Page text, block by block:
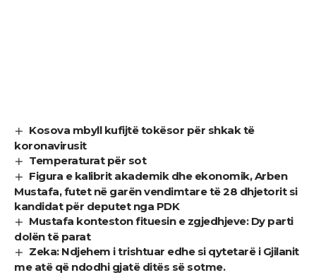
Kosova mbyll kufijtë tokësor për shkak të
koronavirusit
Temperaturat për sot
Figura e kalibrit akademik dhe ekonomik, Arben
Mustafa, futet në garën vendimtare të 28 dhjetorit si
kandidat për deputet nga PDK
Mustafa konteston fituesin e zgjedhjeve: Dy parti
dolën të parat
Zeka: Ndjehem i trishtuar edhe si qytetarë i Gjilanit
me atë që ndodhi gjatë ditës së sotme.